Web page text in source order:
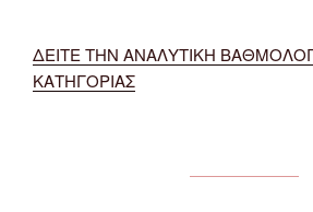
ΔΕΙΤΕ ΤΗΝ ΑΝΑΛΥΤΙΚΗ
ΚΑΤΗΓΟΡΙΑΣ